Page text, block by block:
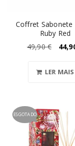
Coffret Sabonete
Ruby Red
49,90€
LER MAIS
ESGOTADO